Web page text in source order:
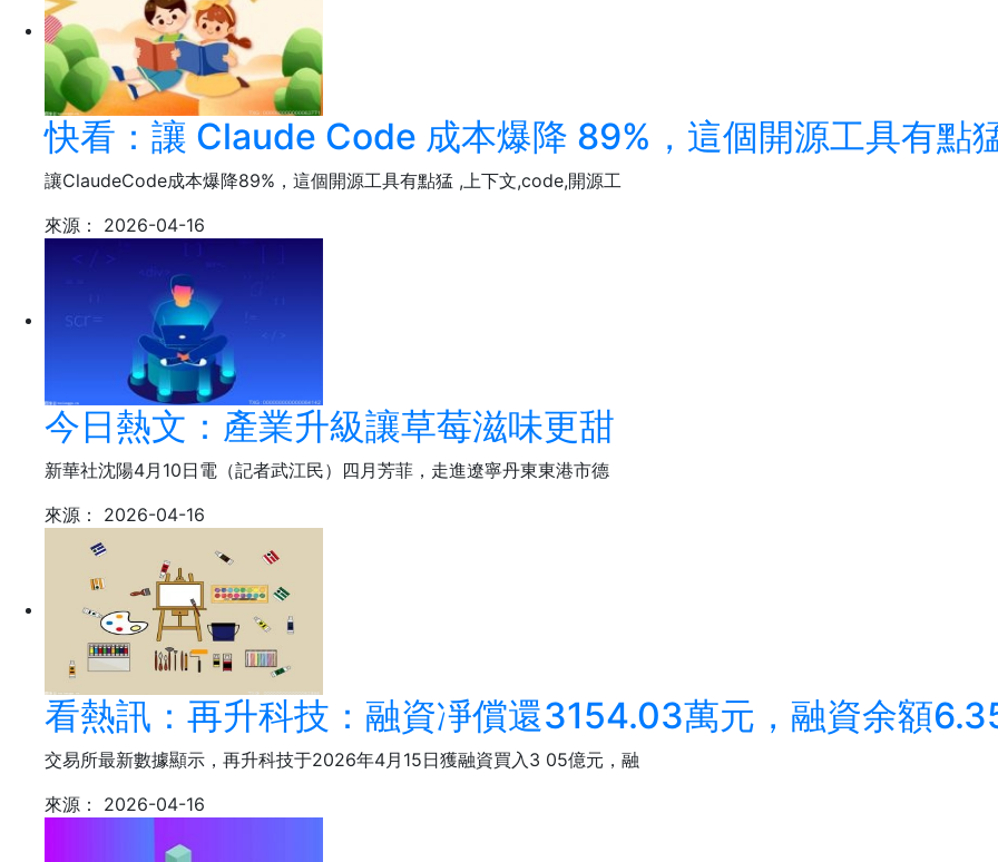
快看：讓 Claude Code 成本爆降 89%，這個開源工具有點
讓ClaudeCode成本爆降89%，這個開源工具有點猛 ,上下文,code,開源工
來源：
2026-04-16
今日熱文：產業升級讓草莓滋味更甜
新華社沈陽4月10日電（記者武江民）四月芳菲，走進遼寧丹東東港市德
來源：
2026-04-16
看熱訊：再升科技：融資凈償還3154.03萬元，融資余額
交易所最新數據顯示，再升科技于2026年4月15日獲融資買入3 05億元，融
來源：
2026-04-16